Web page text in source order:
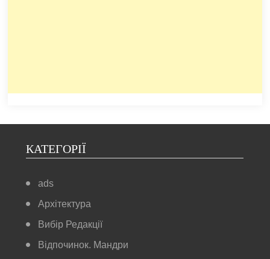
КАТЕГОРІЇ
ads
Архітектура
Вибір Редакції
Відпочинок. Мандри